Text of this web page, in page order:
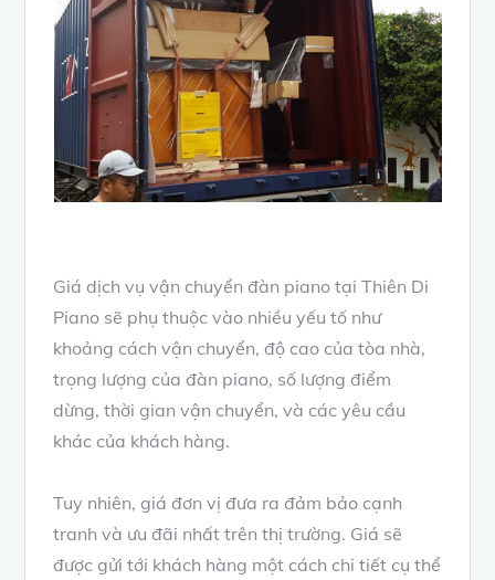
Giá dịch vụ vận chuyển đàn piano tại Thiên Di
Piano sẽ phụ thuộc vào nhiều yếu tố như
khoảng cách vận chuyển, độ cao của tòa nhà,
trọng lượng của đàn piano, số lượng điểm
dừng, thời gian vận chuyển, và các yêu cầu
khác của khách hàng.
Tuy nhiên, giá đơn vị đưa ra đảm bảo cạnh
tranh và ưu đãi nhất trên thị trường. Giá sẽ
được gửi tới khách hàng một cách chi tiết cụ thể